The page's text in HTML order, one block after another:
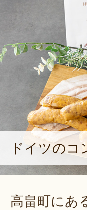
ドイツの
高畠町にあ